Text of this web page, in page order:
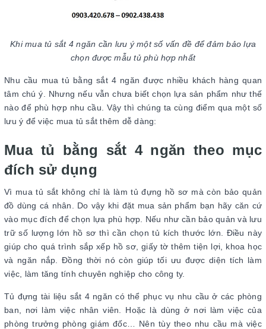
Khi mua tủ sắt 4 ngăn cần lưu ý một số vấn đề để đảm bảo lựa
chọn được mẫu tủ phù hợp nhất
Nhu cầu mua tủ bằng sắt 4 ngăn được nhiều khách hàng quan
tâm chú ý. Nhưng nếu vẫn chưa biết chọn lựa sản phẩm như thế
nào để phù hợp nhu cầu. Vậy thì chúng ta cùng điểm qua một số
lưu ý để việc mua tủ sắt thêm dễ dàng:
Mua tủ bằng sắt 4 ngăn theo mục
đích sử dụng
Vì mua tủ sắt không chỉ là làm tủ đựng hồ sơ mà còn bảo quản
đồ dùng cá nhân. Do vậy khi đặt mua sản phẩm bạn hãy căn cứ
vào mục đích để chọn lựa phù hợp. Nếu như cần bảo quản và lưu
trữ số lượng lớn hồ sơ thì cần chọn tủ kích thước lớn. Điều này
giúp cho quá trình sắp xếp hồ sơ, giấy tờ thêm tiện lợi, khoa học
và ngăn nắp. Đồng thời nó còn giúp tối ưu được diện tích làm
việc, làm tăng tính chuyên nghiệp cho công ty.
Tủ đựng tài liệu sắt 4 ngăn có thể phục vụ nhu cầu ở các phòng
ban, nơi làm việc nhân viên. Hoặc là dùng ở nơi làm việc của
phòng trưởng phòng giám đốc… Nên tùy theo nhu cầu mà việc